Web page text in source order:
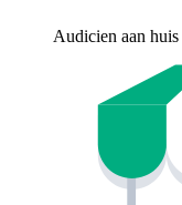
Audicien aan huis